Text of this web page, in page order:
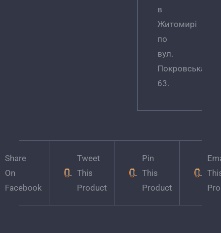
в
Житомирі
по
вул.
Покровська,
63.
Share
On
Facebook
Tweet
This
Product
Pin
This
Product